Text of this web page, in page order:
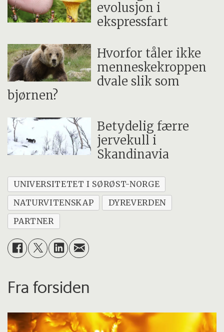
evolusjon i
ekspressfart
Hvorfor tåler ikke
menneskekroppen
dvale slik som
bjørnen?
Betydelig færre
jervekull i
Skandinavia
UNIVERSITETET I SØRØST-NORGE
NATURVITENSKAP
DYREVERDEN
PARTNER
Fra forsiden